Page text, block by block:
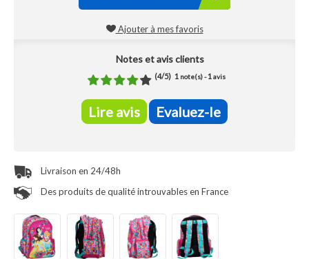
Ajouter à mes favoris
Notes et avis clients
(4/5) 1note(s) -1avis
Lire avis Evaluez-le
Livraison en 24/48h
Des produits de qualité introuvables en France